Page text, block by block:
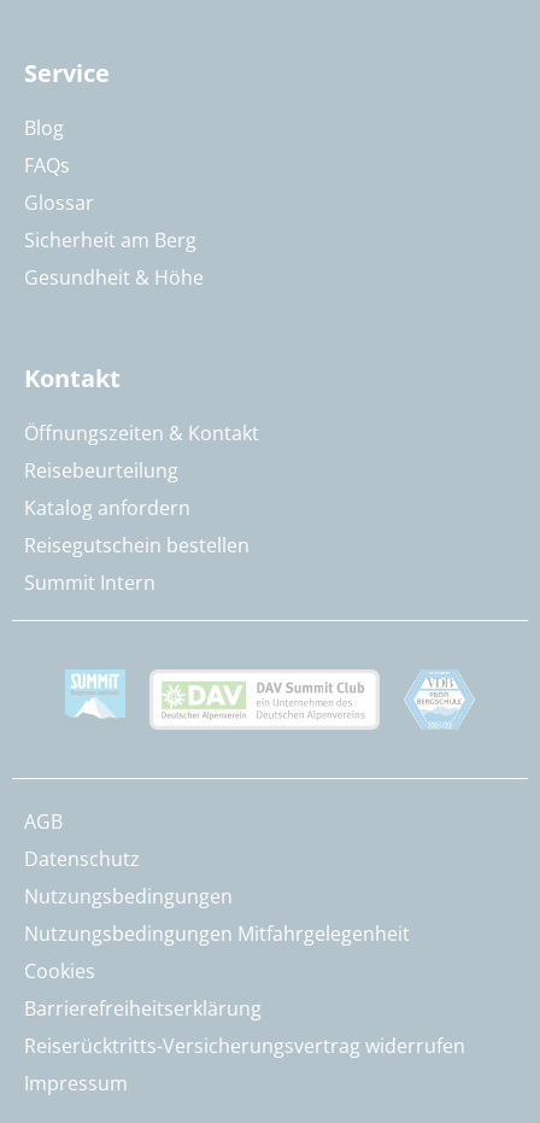
Service
Blog
FAQs
Glossar
Sicherheit am Berg
Gesundheit & Höhe
Kontakt
Öffnungszeiten & Kontakt
Reisebeurteilung
Katalog anfordern
Reisegutschein bestellen
Summit Intern
AGB
Datenschutz
Nutzungsbedingungen
Nutzungsbedingungen Mitfahrgelegenheit
Cookies
Barrierefreiheitserklärung
Reiserücktritts-Versicherungsvertrag widerrufen
Impressum